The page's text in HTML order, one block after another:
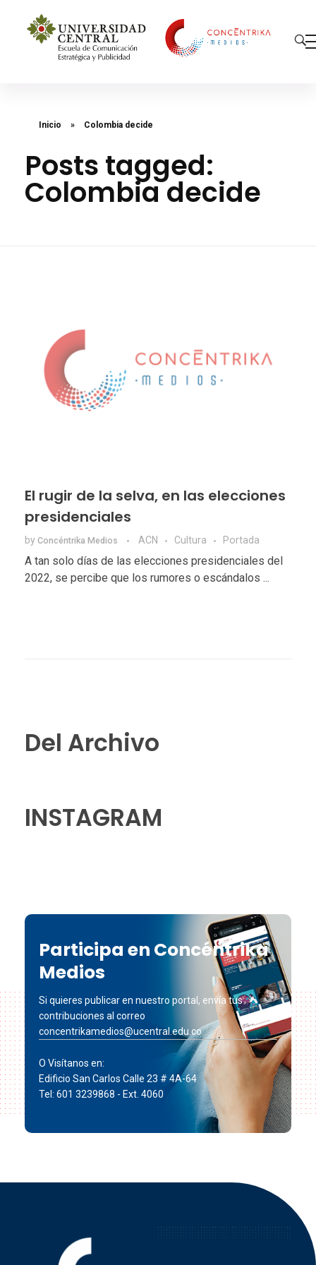
Inicio » Colombia decide
Posts tagged:
Colombia decide
El rugir de la selva, en las elecciones
presidenciales
by Concéntrika Medios ACN Cultura Portada
A tan solo días de las elecciones presidenciales del
2022, se percibe que los rumores o escándalos ...
Del Archivo
INSTAGRAM
Participa en Concéntrika
Medios
Si quieres publicar en nuestro portal, envía tus
contribuciones al correo
concentrikamedios@ucentral.edu.co
O Visítanos en:
Edificio San Carlos Calle 23 # 4A-64
Tel: 601 3239868 - Ext. 4060